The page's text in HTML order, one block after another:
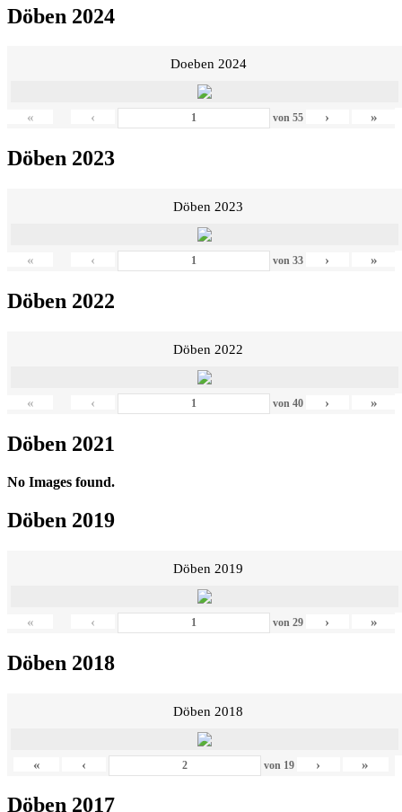
Döben 2024
Doeben 2024
« ‹ von 55 › »
Döben 2023
Döben 2023
« ‹ von 33 › »
Döben 2022
Döben 2022
« ‹ von 40 › »
Döben 2021
No Images found.
Döben 2019
Döben 2019
« ‹ von 29 › »
Döben 2018
Döben 2018
« ‹ von 19 › »
Döben 2017